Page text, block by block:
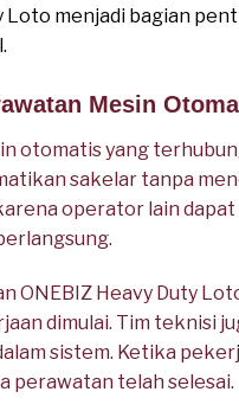
menjadi bagian
Mesin
otomatis yang
sakelar tanpa
operator lain
ONEBIZ Heavy Duty
dimulai. Tim teknisi
sistem. Ketika
perawatan telah selesai.